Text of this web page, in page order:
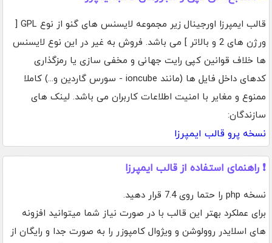
قالب ایمپرزا اورجینال زیر مجموعه لایسنس های گنو از نوع GPL [
ورژن های 2 و بالاتر ] می باشد. فروش به غیر در این نوع لایسنس
ها خلاف قوانین کپی رایت جهانی و مخفی سازی یا رمزگذاری
کدهای داخل فایل ها (مانند ioncube - سورس گاردین و...) کاملا
ممنوع و مغایر با امنیت اطلاعات کاربران می باشد. لینک های
سازندگان:
نسخه پرو قالب ایمپرزا
❗ راهنمای استفاده از قالب ایمپرزا
نسخه php را حتما روی 7.4 قرار دهید.
برای عملکرد بهتر این قالب با در صورت نیاز شما میتوانید افزونه
های اسلایدر روولوشن و ویژوال کامپوزر را به صورت جدا و رایگان از